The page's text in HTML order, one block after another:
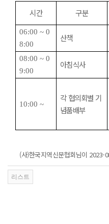
시간 구분
06:00 ~ 0
8:00
산책
08:00 ~ 0
9:00
아침식사
10:00 ~
각 협의회별 기
념품배부
(사)한국지역신문협회님이